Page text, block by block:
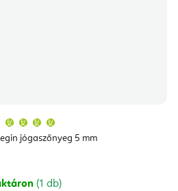
jógaszőnyeg 5 mm
átlagos
értékelése
csillag.
(1 db)